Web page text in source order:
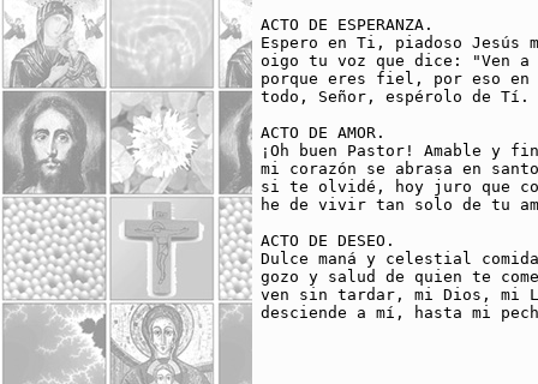
ACTO DE ESPERANZA.
Espero en Ti, piadoso Jesús
oigo tu voz que dice: "Ven a
porque eres fiel, por eso
todo, Señor, espérolo de Tí.
ACTO DE AMOR.
¡Oh buen Pastor! Amable y
mi corazón se abrasa en
si te olvidé, hoy juro que
he de vivir tan solo de tu
ACTO DE DESEO.
Dulce maná y celestial
gozo y salud de quien te
ven sin tardar, mi Dios, mi
desciende a mí, hasta mi